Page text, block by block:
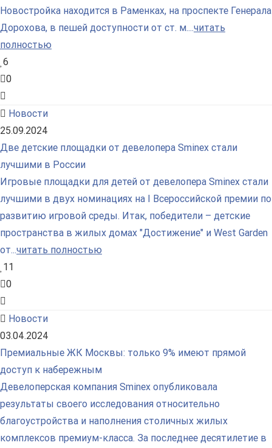
Новостройка находится в Раменках, на проспекте Генерала
Дорохова, в пешей доступности от ст. м....читать
полностью
6
0
Новости
25.09.2024
Две детские площадки от девелопера Sminex стали
лучшими в России
Игровые площадки для детей от девелопера Sminex стали
лучшими в двух номинациях на I Всероссийской премии по
развитию игровой среды. Итак, победители – детские
пространства в жилых домах "Достижение" и West Garden
от...читать полностью
11
0
Новости
03.04.2024
Премиальные ЖК Москвы: только 9% имеют прямой
доступ к набережным
Девелоперская компания Sminex опубликовала
результаты своего исследования относительно
благоустройства и наполнения столичных жилых
комплексов премиум-класса. За последнее десятилетие в